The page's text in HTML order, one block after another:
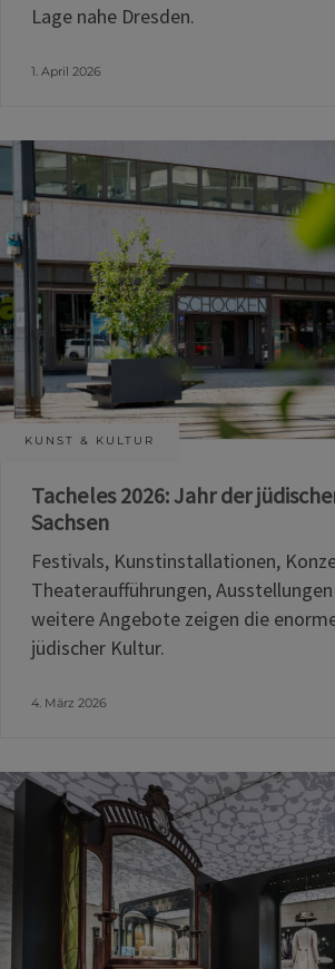
Lage nahe Dresden.
1. April 2026
KUNST & KULTUR
Tacheles 2026: Jahr der
Sachsen
Festivals, Kunstinstallationen,
Theateraufführungen,
weitere Angebote zeigen die
jüdischer Kultur.
4. März 2026